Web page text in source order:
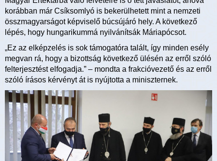
korábban már Csíksomlyó is bekerülhetett mint a nemzeti
összmagyarságot képviselő búcsújáró hely. A következő
lépés, hogy hungarikummá nyilvánítsák Máriapócsot.
„Ez az elképzelés is sok támogatóra talált, így minden esély
megvan rá, hogy a bizottság következő ülésén az erről szóló
felterjesztést elfogadja.” – mondta a frakcióvezető és az erről
szóló írásos kérvényt át is nyújtotta a miniszternek.